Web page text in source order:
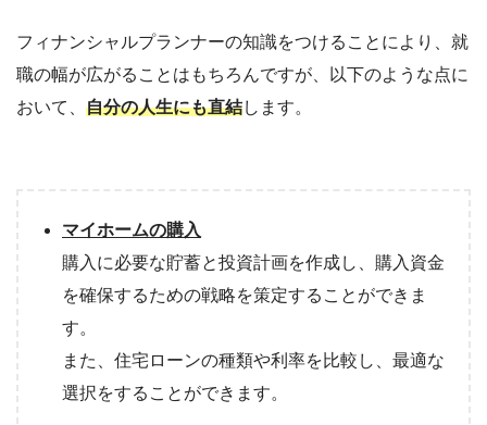
フィナンシャルプランナーの知識をつけることにより、就
職の幅が広がることはもちろんですが、以下のような点に
おいて、 自分の人生にも直結します。
マイホームの購入
購入に必要な貯蓄と投資計画を作成し、購入資金
を確保するための戦略を策定することができま
す。
また、住宅ローンの種類や利率を比較し、最適な
選択をすることができます。